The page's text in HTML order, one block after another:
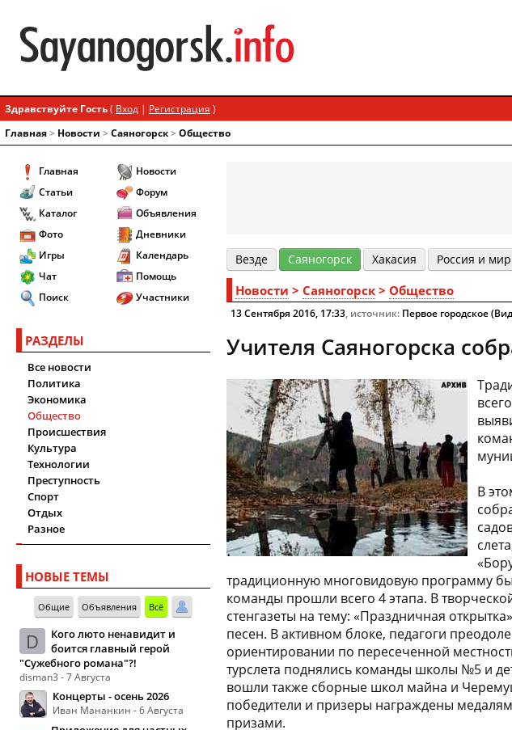
Здравствуйте Гость( Вход | Регистрация )
Главная> Новости > Cаяногорск> Общество
Главная
Статьи
Каталог
Фото
Игры
Чат
Поиск
Новости
Форум
Объявления
Дневники
Календарь
Помощь
Участники
РАЗДЕЛЫ
Все новости
Политика
Экономика
Общество
Происшествия
Культура
Технологии
Преступность
Спорт
Отдых
Разное
НОВЫЕ ТЕМЫ
Общие Объявления Всё
D
Кого люто ненавидит и
боится главный герой
"Сужебного романа"?!
disman3 - 7 Августа
Концерты - осень 2026
Иван Мананкин - 6 Августа
Везде Cаяногорск Хакасия Россия и мир
Новости > Cаяногорск > Общество
13 Сентября 2016, 17:33, источник: Первое городское
Учителя Саяногорска
В
традиционную многовидовую программу
команды прошли всего 4 этапа. В
стенгазеты на тему: «Праздничная
песен. В активном блоке, педагоги
ориентировании по пересеченной
турслета поднялись команды школы №5 и
вошли также сборные школ майна и
победители и призеры награждены
призами.